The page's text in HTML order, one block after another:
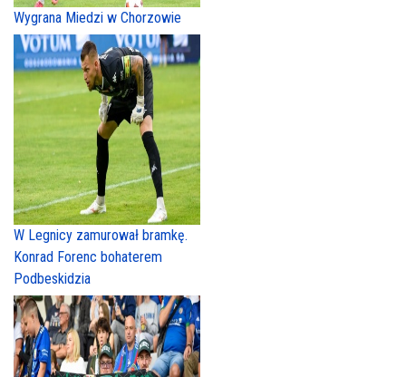
Wygrana Miedzi w Chorzowie
W Legnicy zamurował bramkę.
Konrad Forenc bohaterem
Podbeskidzia